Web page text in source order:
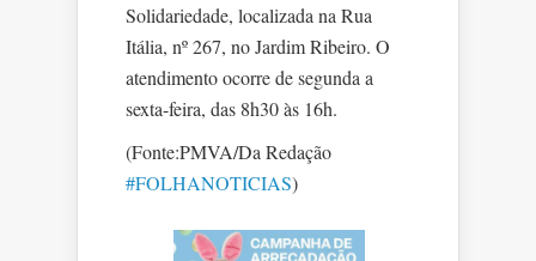
Solidariedade, localizada na Rua
Itália, nº 267, no Jardim Ribeiro. O
atendimento ocorre de segunda a
sexta-feira, das 8h30 às 16h.
(Fonte:PMVA/Da Redação
#FOLHANOTICIAS)